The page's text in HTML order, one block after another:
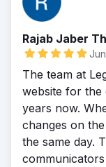
Rajab Jaber
The team at
website for the
years now.
changes on
the same day.